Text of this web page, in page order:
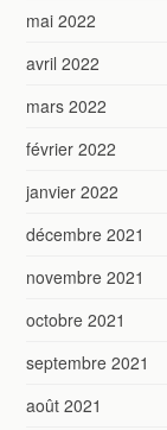
mai 2022
avril 2022
mars 2022
février 2022
janvier 2022
décembre 2021
novembre 2021
octobre 2021
septembre 2021
août 2021